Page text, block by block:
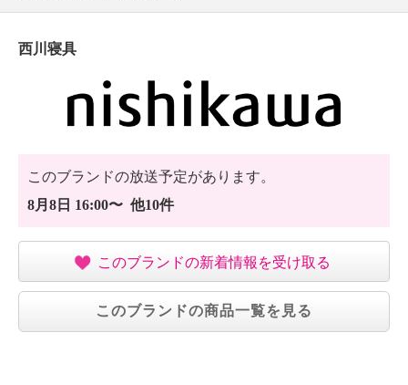
西川寝具
このブランドの放送予定があります。
8月8日 16:00〜 他10件
このブランドの新着情報を受け取る
このブランドの商品一覧を見る